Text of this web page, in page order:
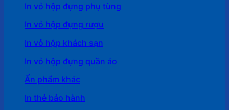
In vỏ hộp đựng phụ tùng
In vỏ hộp đựng rượu
In vỏ hộp khách sạn
In vỏ hộp đựng quần áo
Ấn phẩm khác
In thẻ bảo hành